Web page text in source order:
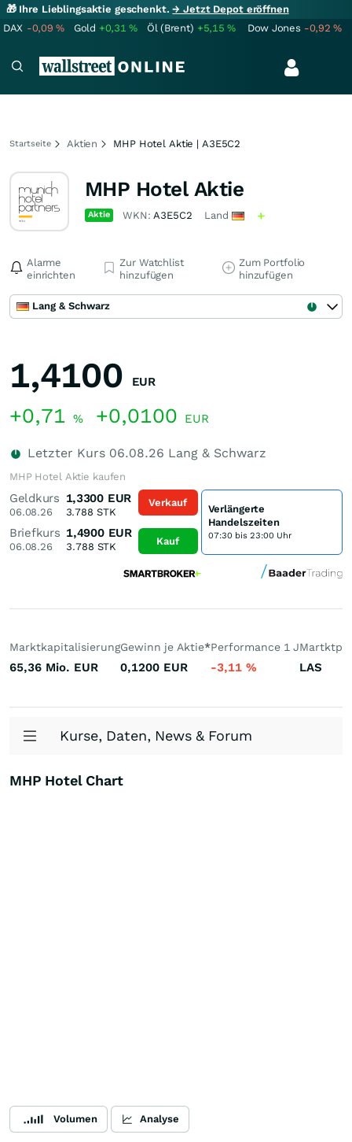
🎁 Ihre Lieblingsaktie geschenkt.→ Jetzt Depot eröffnen
DAX -0,09% Gold +0,31% Öl (Brent) +5,15% Dow Jones -0,92%
Startseite Aktien MHP Hotel Aktie | A3E5C2
MHP Hotel Aktie
Aktie WKN:A3E5C2 Land
Alarme
einrichten
Zur Watchlist
hinzufügen
Zum Portfolio
hinzufügen
Lang & Schwarz
1,4100 EUR
+0,71 % +0,0100 EUR
Letzter Kurs 06.08.26 Lang & Schwarz
MHP Hotel Aktie kaufen
Geldkurs
06.08.26
1,3300 EUR
3.788 STK
Briefkurs
06.08.26
1,4900 EUR
3.788 STK
Verkauf
Kauf
Verlängerte
Handelszeiten
07:30 bis 23:00 Uhr
Marktkapitalisierung
65,36 Mio. EUR
Gewinn je Aktie*
0,1200 EUR
Performance 1 J
-3,11 % LAS
Kurse, Daten, News & Forum
MHP Hotel Chart
Volumen Analyse